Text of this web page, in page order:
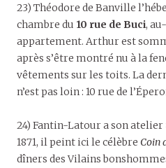
23) Théodore de Banville
chambre du 10 rue de Buci,
appartement. Arthur est
après s’être montré nu à la
vêtements sur les toits. La
n’est pas loin : 10 rue de
24) Fantin-Latour a son atelier
1871, il peint ici le célèbre Coin
dîners des Vilains